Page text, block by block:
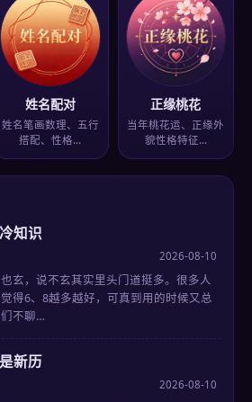
姓名配对
姓名笔画数理、五行
搭配、性格…
正缘桃花
当年桃花运、正缘外
貌性格特征…
知识
2026-08-10
玄，说不玄其实里头门道挺多。很多人
得6、8越多越好，可真到用的时候又总
不聊…
新历
2026-08-10